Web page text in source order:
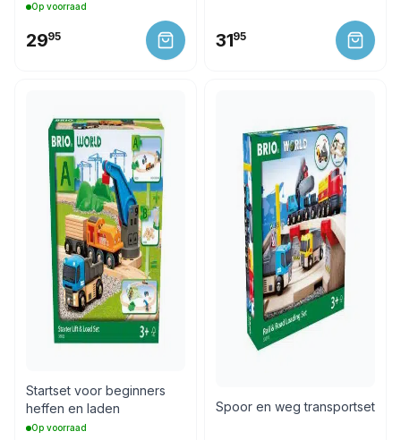
Op voorraad
2995 3195
Startset voor beginners
heffen en laden
Op voorraad
Spoor en weg transportset